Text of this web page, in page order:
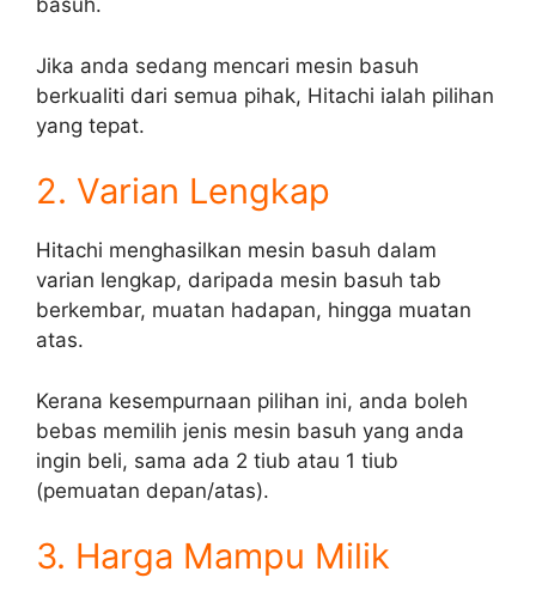
basuh.
Jika anda sedang mencari mesin basuh
berkualiti dari semua pihak, Hitachi ialah pilihan
yang tepat.
2. Varian Lengkap
Hitachi menghasilkan mesin basuh dalam
varian lengkap, daripada mesin basuh tab
berkembar, muatan hadapan, hingga muatan
atas.
Kerana kesempurnaan pilihan ini, anda boleh
bebas memilih jenis mesin basuh yang anda
ingin beli, sama ada 2 tiub atau 1 tiub
(pemuatan depan/atas).
3. Harga Mampu Milik